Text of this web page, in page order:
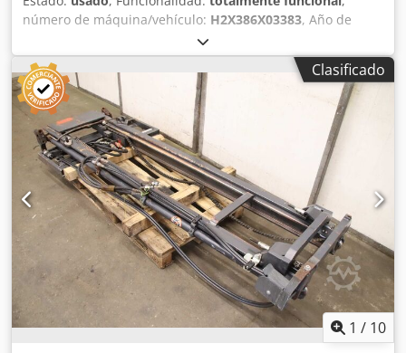
número de máquina/vehículo: H2X386X03383, Año de
, horas de funcionamiento:
capacidad de carga:1.500 kg, altura de elevación:3.140
mm, tipo de combustible: eléctrico , tipo de mástil:dúplex,
altura de construcción:
2.125 mm
, tipo de accionamiento:
Elektro, Carretilla elevadora eléctrica de 3 ruedas Número
de bastidor: H2X386X03383 Centro de carga: 500 mm Tipo
de mástil: Dúplex Estado: Lista para su uso y totalmente
funcional Condición técnica: Muy buena Tipo de
neumáticos delanteros: Superelásticos Tipo de neumáticos
traseros: Superelásticos Csdpfx Aneykgqpjujha Voltaje de
la batería: 24V Desplazador lateral, 3ª válvula, espejo
interior, 3 ruedas,
Clasificado
1 / 10